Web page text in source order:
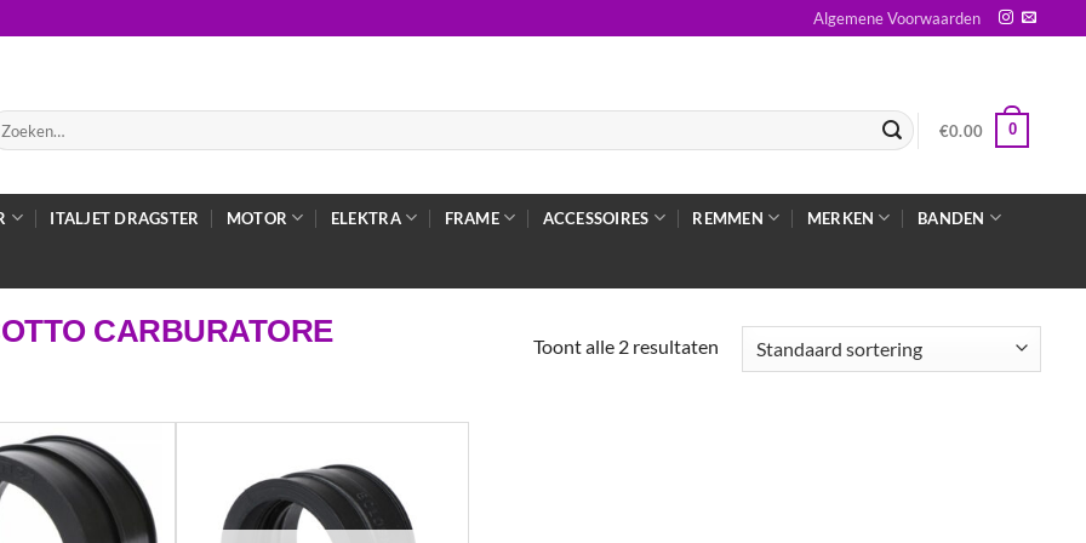
Algemene Voorwaarden
€0.00 0
ITALJET DRAGSTER MOTOR ELEKTRA FRAME ACCESSOIRES REMMEN MERKEN BANDEN
CARBURATORE
Toont alle 2 resultaten